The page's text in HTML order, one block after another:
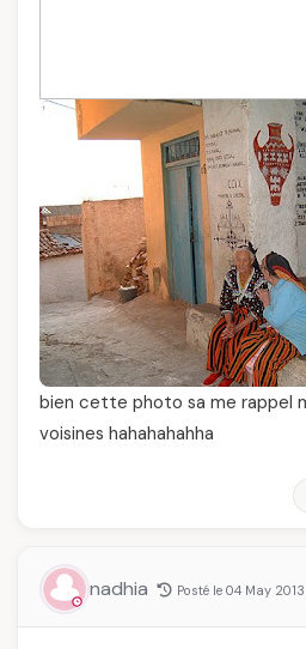
bien cette photo sa me rappel
voisines hahahahahha
nadhia Posté le 04 May 2013